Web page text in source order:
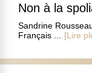
Non à la
Sandrine
Français ...
[Lire